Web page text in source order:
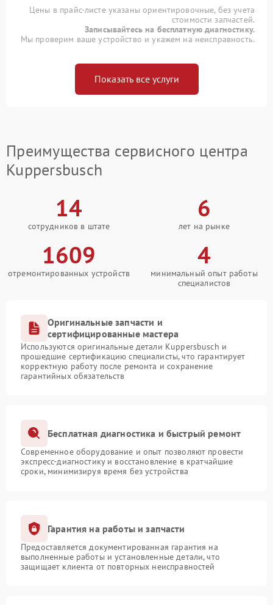
Цены в прайс-листе указаны ориентировочные, без учета
стоимости запчастей.
Записывайтесь на бесплатную диагностику.
Мы проверим ваше устройство и укажем на неисправность.
Показать все услуги
Преимущества сервисного центра
Kuppersbusch
14
сотрудников в штате
6
лет на рынке
1609
отремонтированных устройств
4
минимальный опыт работы
специалистов
Оригинальные запчасти и
сертифицированные мастера
Используются оригинальные детали Kuppersbusch и
прошедшие сертификацию специалисты, что гарантирует
корректную работу после ремонта и сохранение
гарантийных обязательств
Бесплатная диагностика и быстрый ремонт
Современное оборудование и опыт позволяют провести
экспресс-диагностику и восстановление в кратчайшие
сроки, минимизируя время без устройства
Гарантия на работы и запчасти
Предоставляется документированная гарантия на
выполненные работы и установленные детали, что
защищает клиента от повторных неисправностей